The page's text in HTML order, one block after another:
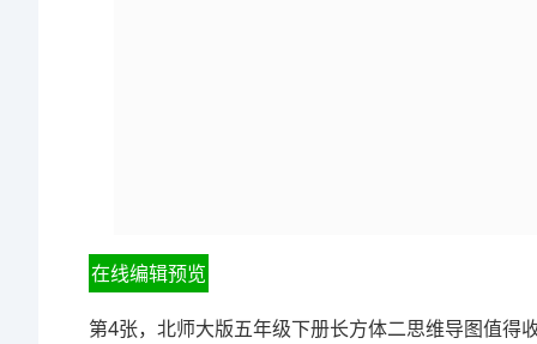
在线编辑预览
第4张，北师大版五年级下册长方体二思维导图值得